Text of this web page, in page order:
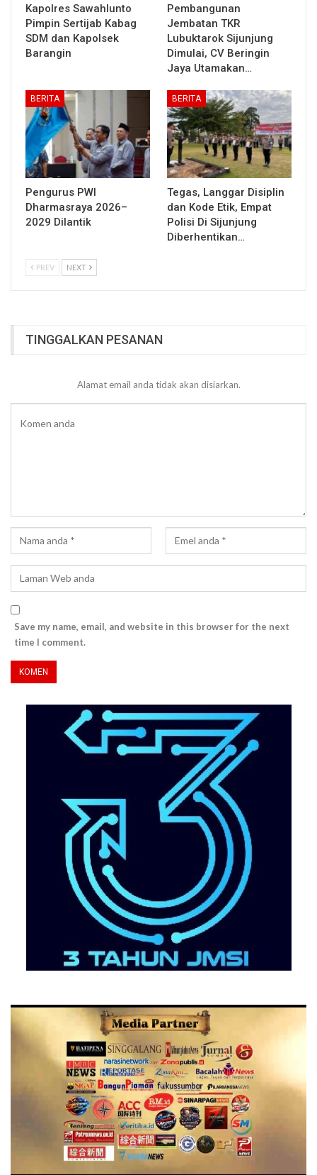
Kapolres Sawahlunto
Pimpin Sertijab Kabag
SDM dan Kapolsek
Barangin
Pembangunan
Jembatan TKR
Lubuktarok Sijunjung
Dimulai, CV Beringin
Jaya Utamakan…
BERITA
Pengurus PWI
Dharmasraya 2026–
2029 Dilantik
BERITA
Tegas, Langgar Disiplin
dan Kode Etik, Empat
Polisi Di Sijunjung
Diberhentikan…
PREV NEXT
TINGGALKAN PESANAN
Alamat email anda tidak akan disiarkan.
Save my name, email, and website in this browser for the next
time I comment.